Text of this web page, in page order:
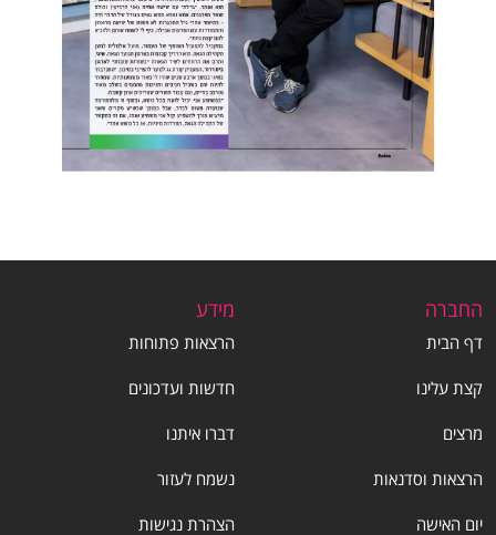
החברה
דף הבית
קצת עלינו
מרצים
הרצאות וסדנאות
יום האישה
מידע
הרצאות פתוחות
חדשות ועדכונים
דברו איתנו
נשמח לעזור
הצהרת נגישות